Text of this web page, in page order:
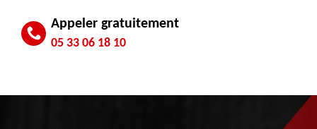
Appeler gratuitement
05 33 06 18 10